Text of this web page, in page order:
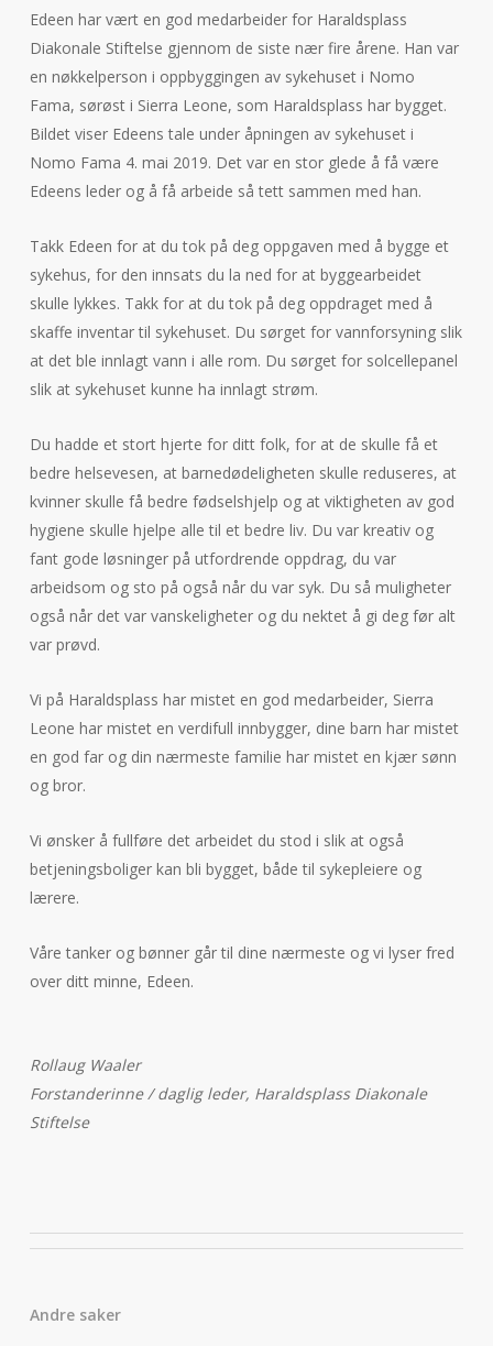
Edeen har vært en god medarbeider for Haraldsplass
Diakonale Stiftelse gjennom de siste nær fire årene. Han var
en nøkkelperson i oppbyggingen av sykehuset i Nomo
Fama, sørøst i Sierra Leone, som Haraldsplass har bygget.
Bildet viser Edeens tale under åpningen av sykehuset i
Nomo Fama 4. mai 2019. Det var en stor glede å få være
Edeens leder og å få arbeide så tett sammen med han.
Takk Edeen for at du tok på deg oppgaven med å bygge et
sykehus, for den innsats du la ned for at byggearbeidet
skulle lykkes. Takk for at du tok på deg oppdraget med å
skaffe inventar til sykehuset. Du sørget for vannforsyning slik
at det ble innlagt vann i alle rom. Du sørget for solcellepanel
slik at sykehuset kunne ha innlagt strøm.
Du hadde et stort hjerte for ditt folk, for at de skulle få et
bedre helsevesen, at barnedødeligheten skulle reduseres, at
kvinner skulle få bedre fødselshjelp og at viktigheten av god
hygiene skulle hjelpe alle til et bedre liv. Du var kreativ og
fant gode løsninger på utfordrende oppdrag, du var
arbeidsom og sto på også når du var syk. Du så muligheter
også når det var vanskeligheter og du nektet å gi deg før alt
var prøvd.
Vi på Haraldsplass har mistet en god medarbeider, Sierra
Leone har mistet en verdifull innbygger, dine barn har mistet
en god far og din nærmeste familie har mistet en kjær sønn
og bror.
Vi ønsker å fullføre det arbeidet du stod i slik at også
betjeningsboliger kan bli bygget, både til sykepleiere og
lærere.
Våre tanker og bønner går til dine nærmeste og vi lyser fred
over ditt minne, Edeen.
Rollaug Waaler
Forstanderinne / daglig leder, Haraldsplass Diakonale
Stiftelse
Andre saker